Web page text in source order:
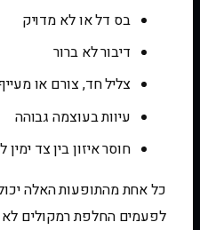
בס דל או לא מדויק
דיבור לא ברור
צליל חד, צורם או
עיוות בעוצמה גבוהה
חוסר איזון בין צד
כל אחת מהתופעות האלה
לפעמים החלפת רמקולים